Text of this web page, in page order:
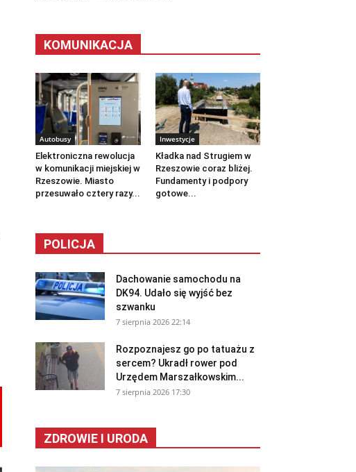
KOMUNIKACJA
Autobusy
Elektroniczna rewolucja
w komunikacji miejskiej w
Rzeszowie. Miasto
przesuwało cztery razy...
Inwestycje
Kładka nad Strugiem w
Rzeszowie coraz bliżej.
Fundamenty i podpory
gotowe...
POLICJA
Dachowanie samochodu na
DK94. Udało się wyjść bez
szwanku
7 sierpnia 2026 22:14
Rozpoznajesz go po tatuażu z
sercem? Ukradł rower pod
Urzędem Marszałkowskim...
7 sierpnia 2026 17:30
ZDROWIE I URODA